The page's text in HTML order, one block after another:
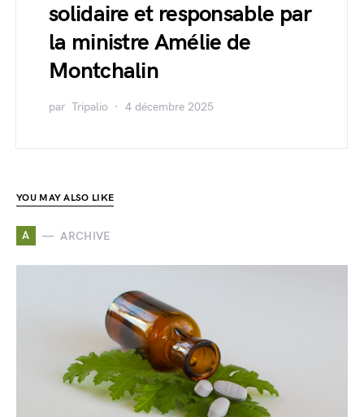
solidaire et responsable par
la ministre Amélie de
Montchalin
par Tripalio 4 décembre 2025
YOU MAY ALSO LIKE
A ARCHIVE